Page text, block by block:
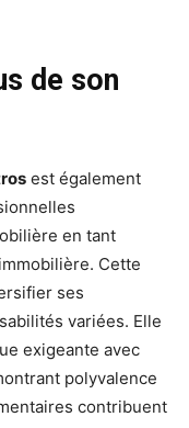
de son
est également
en tant
Cette
ses
variées. Elle
exigeante avec
polyvalence
contribuent